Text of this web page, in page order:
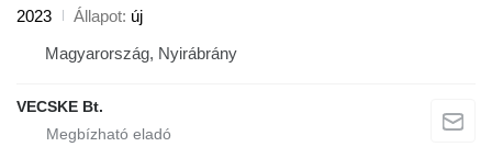
2023
Állapot új
Magyarország, Nyirábrány
VECSKE Bt.